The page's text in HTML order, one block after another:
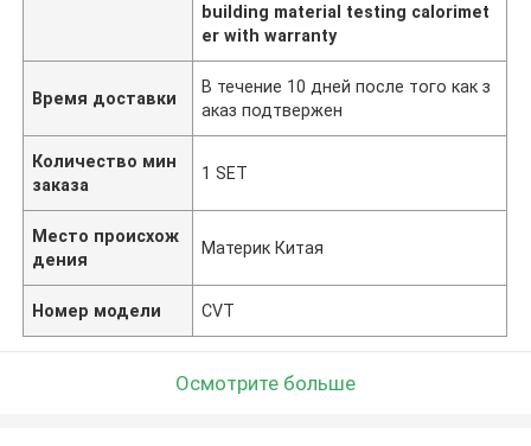
building material testing calorimet
er with warranty
Время доставки
В течение 10 дней после того как з
аказ подтвержен
Количество мин
заказа
1 SET
Место происхож
дения
Материк Китая
Номер модели CVT
Осмотрите больше